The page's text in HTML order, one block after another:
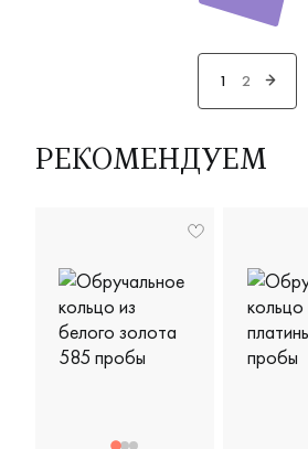
1 2
РЕКОМЕНДУЕМ